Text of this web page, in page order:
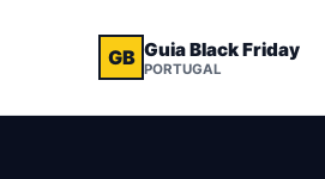
GB Guia Black Friday
PORTUGAL